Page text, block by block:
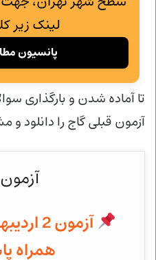
لینک زیر
پانسیون
تا آماده شدن و بارگذاری
آزمون قبلی گاج را دانلود و
همراه